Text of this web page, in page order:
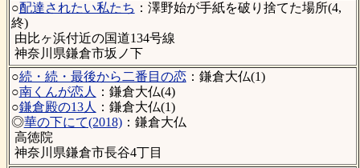
○配達されたい私たち ：澤野始が手紙を破り捨てた場所(4,
終)
由比ヶ浜付近の国道134号線
神奈川県鎌倉市坂ノ下
○続・続・最後から二番目の恋：鎌倉大仏(1)
○南くんが恋人
：鎌倉大仏(4)
○鎌倉殿の13人
：鎌倉大仏(1)
◎華の下にて(2018)：鎌倉大仏
高徳院
神奈川県鎌倉市長谷4丁目